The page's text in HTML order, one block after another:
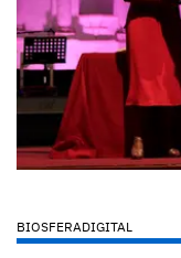
BIOSFERADIGITAL